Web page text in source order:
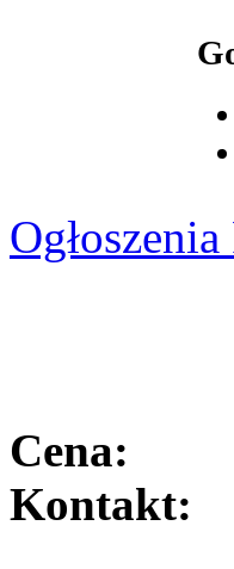
Cena:
Kontakt: